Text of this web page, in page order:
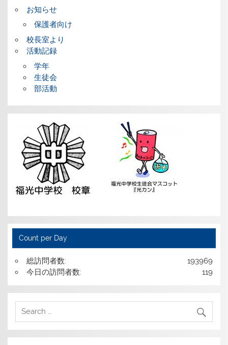
お知らせ
保護者向け
校長室より
活動記録
学年
生徒会
部活動
Count per Day
193969
総訪問者数:
119
今日の訪問者数: